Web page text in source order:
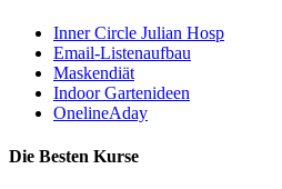
Inner Circle Julian Hosp
Email-Listenaufbau
Maskendiät
Indoor Gartenideen
OnelineAday
Die Besten Kurse